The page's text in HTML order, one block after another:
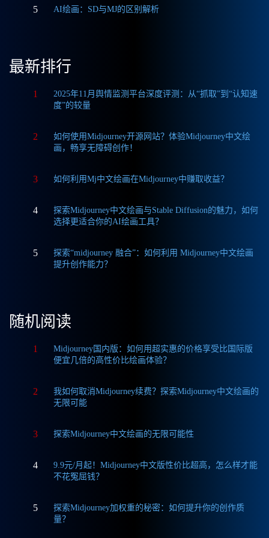
5 AI绘画：SD与MJ的区别解析
最新排行
1
2025年11月舆情监测平台深度评测：从“抓取”到“认知速
度”的较量
2
如何使用Midjourney开源网站？体验Midjourney中文绘
画，畅享无障碍创作！
3 如何利用Mj中文绘画在Midjourney中赚取收益？
4
探索Midjourney中文绘画与Stable Diffusion的魅力，如何
选择更适合你的AI绘画工具？
5
探索“midjourney 融合”：如何利用 Midjourney中文绘画
提升创作能力？
随机阅读
1
Midjourney国内版：如何用超实惠的价格享受比国际版
便宜几倍的高性价比绘画体验？
2
我如何取消Midjourney续费？探索Midjourney中文绘画的
无限可能
3 探索Midjourney中文绘画的无限可能性
4
9.9元/月起！Midjourney中文版性价比超高，怎么样才能
不花冤屈钱？
5
探索Midjourney加权重的秘密：如何提升你的创作质
量？